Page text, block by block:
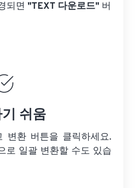
되면 "TEXT 다운로드" 버
쉬움
변환 버튼을 클릭하세요.
로 일괄 변환할 수도 있습